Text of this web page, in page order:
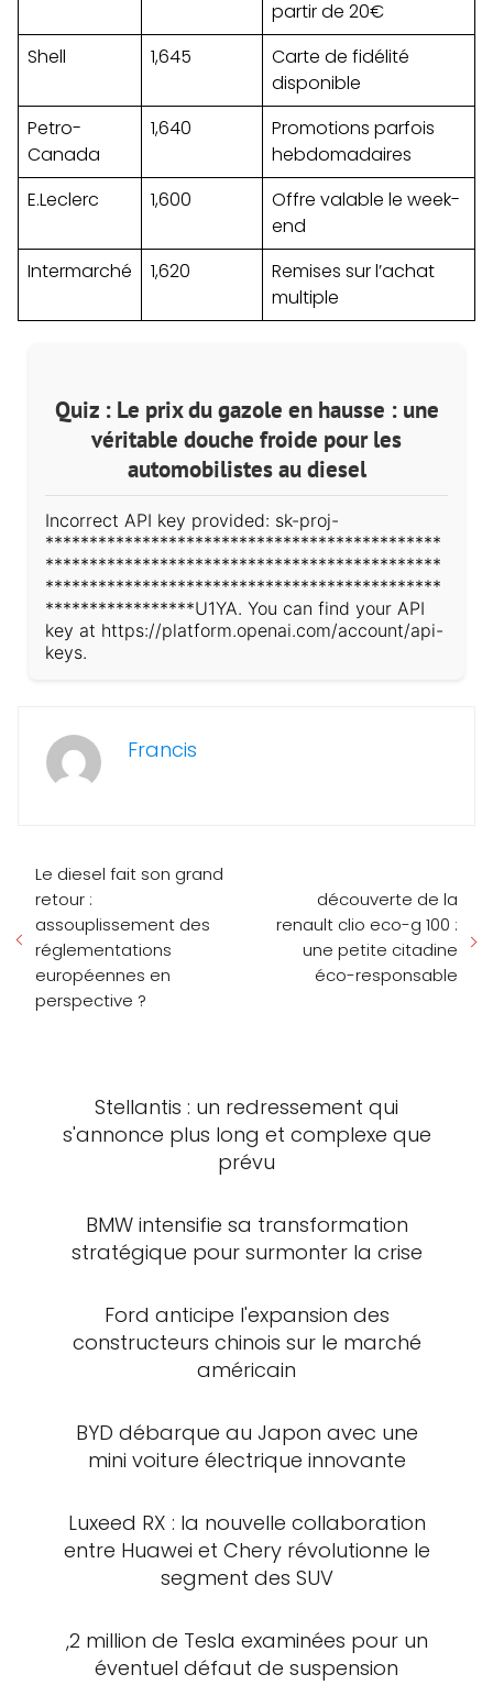
partir de 20€
Shell
1,645
Carte de fidélité
disponible
Petro-
Canada
1,640
Promotions parfois
hebdomadaires
E.Leclerc
1,600
Offre valable le week-
end
Intermarché
1,620
Remises sur l’achat
multiple
Quiz : Le prix du gazole en hausse : une
véritable douche froide pour les
automobilistes au diesel
Incorrect API key provided: sk-proj-
*********************************************
*********************************************
*********************************************
*****************U1YA. You can find your API
key at https://platform.openai.com/account/api-
keys.
Francis
Le diesel fait son grand
retour :
assouplissement des
réglementations
européennes en
perspective ?
découverte de la
renault clio eco-g 100 :
une petite citadine
éco-responsable
Stellantis : un redressement qui
s'annonce plus long et complexe que
prévu
BMW intensifie sa transformation
stratégique pour surmonter la crise
Ford anticipe l'expansion des
constructeurs chinois sur le marché
américain
BYD débarque au Japon avec une
mini voiture électrique innovante
Luxeed RX : la nouvelle collaboration
entre Huawei et Chery révolutionne le
segment des SUV
,2 million de Tesla examinées pour un
éventuel défaut de suspension